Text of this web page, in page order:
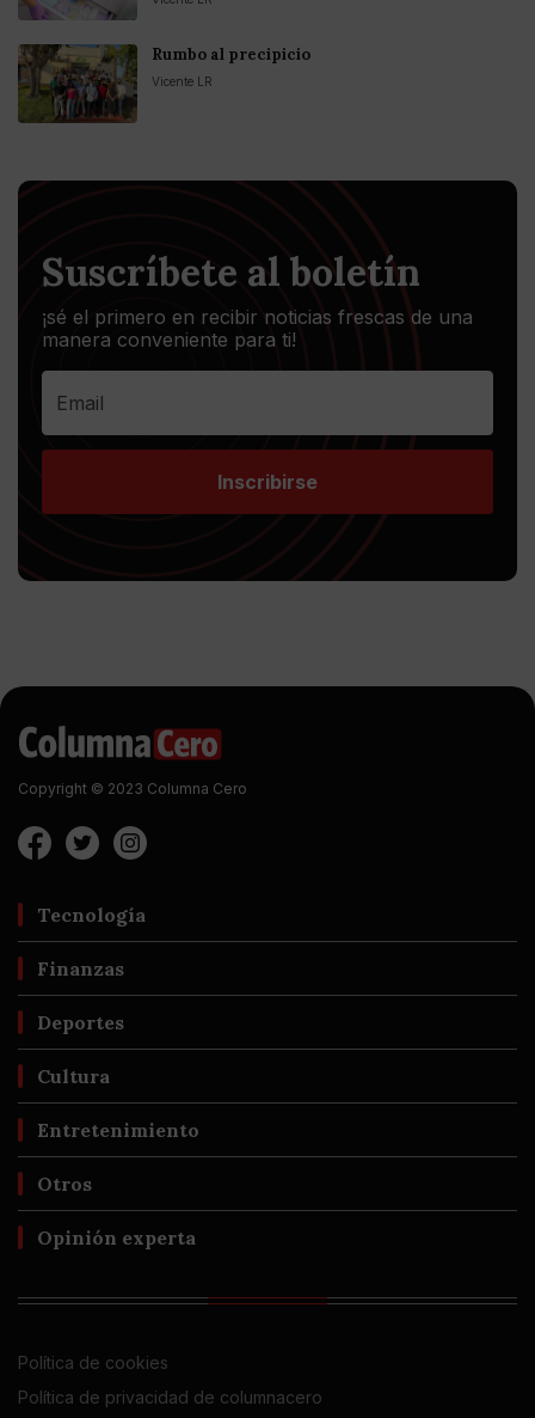
Rumbo al precipicio
Vicente LR
Suscríbete al boletín
¡sé el primero en recibir noticias frescas de una
manera conveniente para ti!
Inscribirse
Copyright © 2023 Columna Cero
Tecnología
Finanzas
Deportes
Cultura
Entretenimiento
Otros
Opinión experta
Política de cookies
Política de privacidad de columnacero